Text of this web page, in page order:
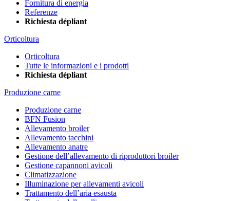
Fornitura di energia
Referenze
Richiesta dépliant
Orticoltura
Orticoltura
Tutte le informazioni e i prodotti
Richiesta dépliant
Produzione carne
Produzione carne
BFN Fusion
Allevamento broiler
Allevamento tacchini
Allevamento anatre
Gestione dell’allevamento di riproduttori broiler
Gestione capannoni avicoli
Climatizzazione
Illuminazione per allevamenti avicoli
Trattamento dell’aria esausta